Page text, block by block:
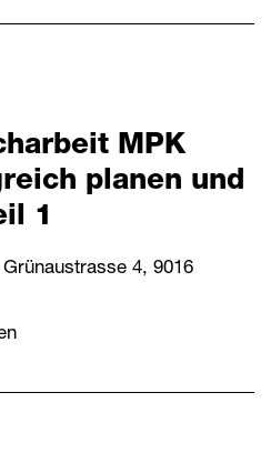
MPK
planen und
1
4, 9016